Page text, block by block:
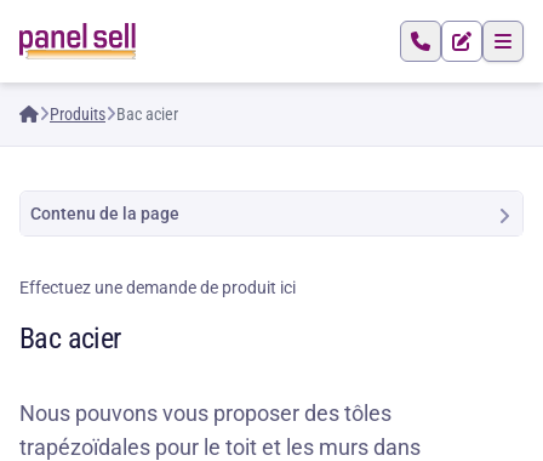
Produits Bac acier
Effectuez une demande de produit ici
Bac acier
Nous pouvons vous proposer des tôles
trapézoïdales pour le toit et les murs dans
Contenu de la page